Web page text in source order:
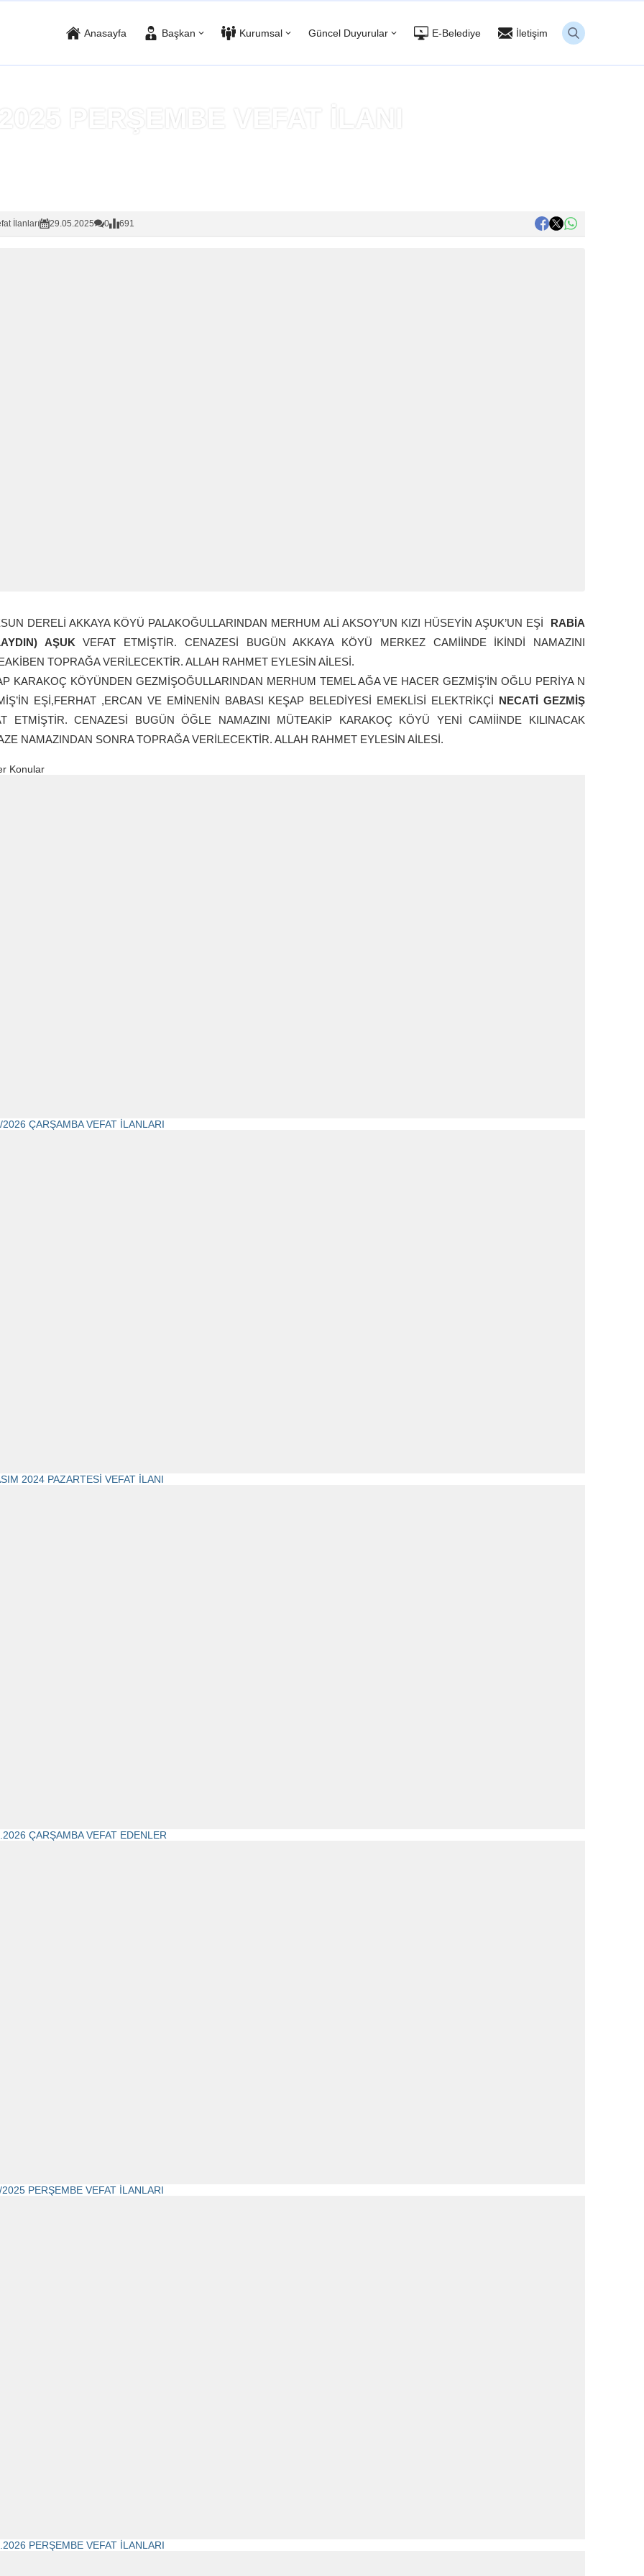
Anasayfa Başkan Kurumsal Güncel Duyurular E-Belediye İletişim
PERŞEMBE VEFAT İLANI
İlanları 29.05.2025 0 691
DERELİ AKKAYA KÖYÜ PALAKOĞULLARINDAN MERHUM ALİ AKSOY’UN KIZI HÜSEYİN AŞUK’UN EŞİ RABİA
AŞUK VEFAT ETMİŞTİR. CENAZESİ BUGÜN AKKAYA KÖYÜ MERKEZ CAMİİNDE İKİNDİ NAMAZINI
TOPRAĞA VERİLECEKTİR. ALLAH RAHMET EYLESİN AİLESİ.
KARAKOÇ KÖYÜNDEN GEZMİŞOĞULLARINDAN MERHUM TEMEL AĞA VE HACER GEZMİŞ’İN OĞLU PERİYA N
EŞİ,FERHAT ,ERCAN VE EMİNENİN BABASI KEŞAP BELEDİYESİ EMEKLİSİ ELEKTRİKÇİ NECATİ GEZMİŞ
ETMİŞTİR. CENAZESİ BUGÜN ÖĞLE NAMAZINI MÜTEAKİP KARAKOÇ KÖYÜ YENİ CAMİİNDE KILINACAK
NAMAZINDAN SONRA TOPRAĞA VERİLECEKTİR. ALLAH RAHMET EYLESİN AİLESİ.
Konular
ÇARŞAMBA VEFAT İLANLARI
2024 PAZARTESİ VEFAT İLANI
ÇARŞAMBA VEFAT EDENLER
PERŞEMBE VEFAT İLANLARI
PERŞEMBE VEFAT İLANLARI